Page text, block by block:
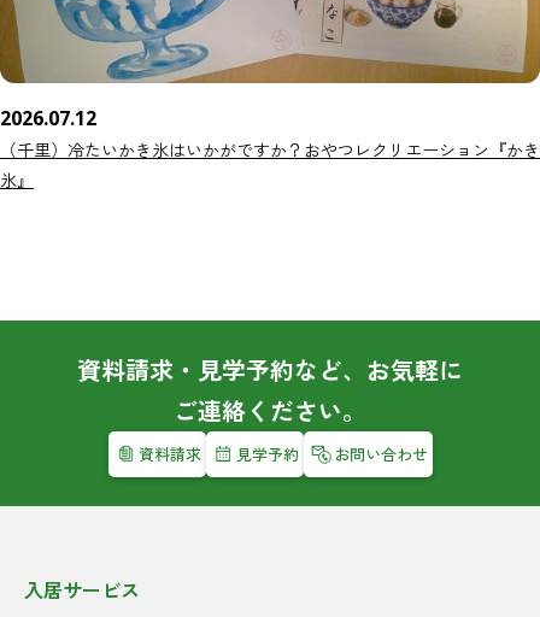
2026.07.12
（千里）冷たいかき氷はいかがですか？おやつレクリエーション『かき
氷』
資料請求・見学予約など、お気軽に
ご連絡ください。
資料請求 見学予約 お問い合わせ
入居サービス